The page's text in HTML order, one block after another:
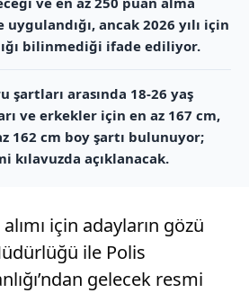
uygulandığı, ancak 2026 yılı için
bilinmediği ifade ediliyor.
şartları arasında 18-26 yaş
ve erkekler için en az 167 cm,
162 cm boy şartı bulunuyor;
kılavuzda açıklanacak.
için adayların gözü
ile Polis
gelecek resmi